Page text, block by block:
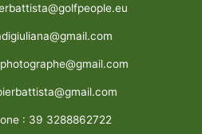
: 39 3288862722